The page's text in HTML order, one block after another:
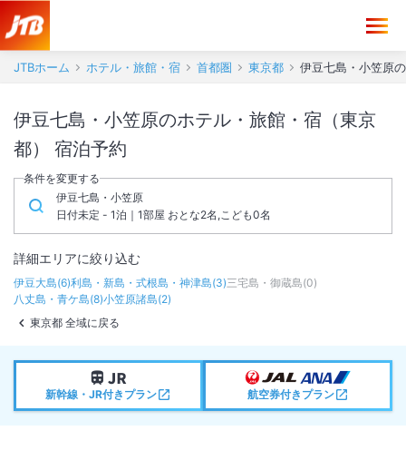
JTBホーム ホテル・旅館・宿 首都圏 東京都 伊豆七島・小笠原
伊豆七島・小笠原のホテル・旅館・宿（東京
都） 宿泊予約
条件を変更する
伊豆七島・小笠原
日付未定 - 1泊｜1部屋 おとな2名,こども0名
詳細エリアに絞り込む
伊豆大島(6)利島・新島・式根島・神津島(3)三宅島・御蔵島(0)
八丈島・青ケ島(8)小笠原諸島(2)
東京都 全域に戻る
新幹線・JR付きプラン 航空券付きプラン